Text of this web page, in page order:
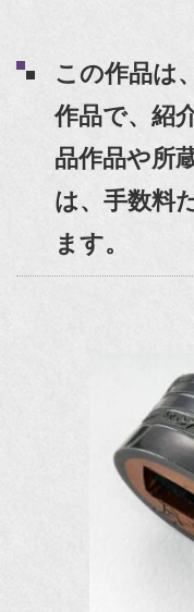
この作品は
作品で、紹
品作品や所
は、手数料
ます。